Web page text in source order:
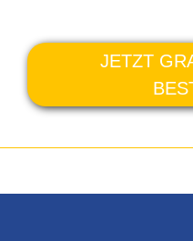
JETZT